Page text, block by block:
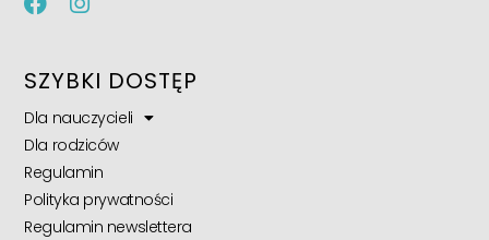
SZYBKI DOSTĘP
Dla nauczycieli
Dla rodziców
Regulamin
Polityka prywatności
Regulamin newslettera